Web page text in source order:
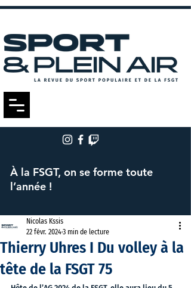
À la FSGT, on se forme toute
l’année !
Thierry Uhres I Du volley à la
tête de la FSGT 75
Nicolas Kssis
22 févr. 20243 min de lecture